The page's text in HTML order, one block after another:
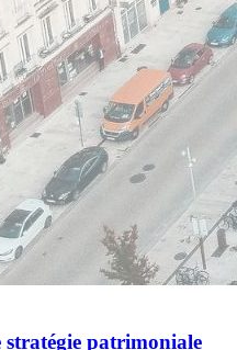
patrimoniale